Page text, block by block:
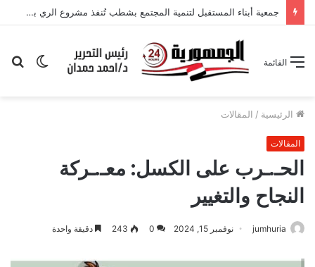
جمعية أبناء المستقبل لتنمية المجتمع بشطب تُنفذ مشروع الري بالطاقة الشمسية لتعزيز المرونة المناخية والأمن الغذائي
الوضع
القائمة
الرئيسية / المقالات
المقالات
الحـ.ـرب على الكسل: معـ.ـركة
النجاح والتغيير
jumhuria نوفمبر 15, 2024 0
243 دقيقة واحدة